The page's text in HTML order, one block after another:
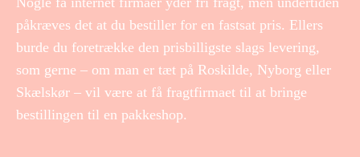
påkræves det at du bestiller for en fastsat pris. Ellers
burde du foretrække den prisbilligste slags levering,
som gerne – om man er tæt på Roskilde, Nyborg eller
Skælskør – vil være at få fragtfirmaet til at bringe
bestillingen til en pakkeshop.